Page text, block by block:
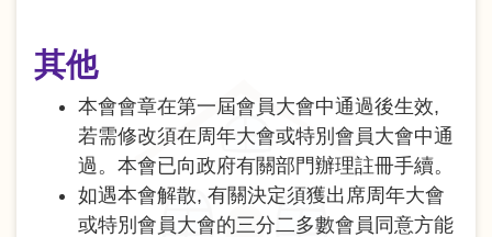
其他
本會會章在第一屆會員大會中通過後生效,
若需修改須在周年大會或特別會員大會中通
過。本會已向政府有關部門辦理註冊手續。
如遇本會解散, 有關決定須獲出席周年大會
或特別會員大會的三分二多數會員同意方能